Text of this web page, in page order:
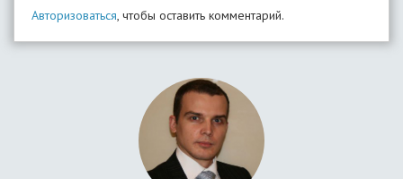
Авторизоваться, чтобы оставить комментарий.